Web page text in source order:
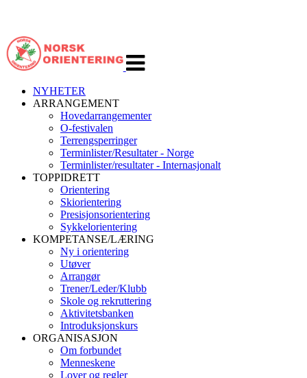
navigasjon
NYHETER
ARRANGEMENT
Hovedarrangementer
O-festivalen
Terrengsperringer
Terminlister/Resultater - Norge
Terminlister/resultater - Internasjonalt
TOPPIDRETT
Orientering
Skiorientering
Presisjonsorientering
Sykkelorientering
KOMPETANSE/LÆRING
Ny i orientering
Utøver
Arrangør
Trener/Leder/Klubb
Skole og rekruttering
Aktivitetsbanken
Introduksjonskurs
ORGANISASJON
Om forbundet
Menneskene
Lover og regler